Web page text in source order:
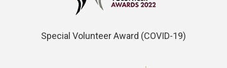
Special Volunteer Award (COVID-19)